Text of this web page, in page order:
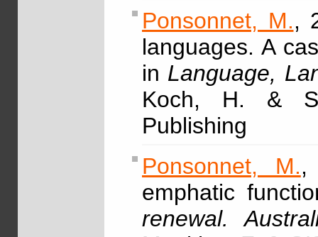
Ponsonnet, M.,
languages. A
in Language,
Koch, H. &
Publishing
Ponsonnet, M.,
emphatic
renewal.